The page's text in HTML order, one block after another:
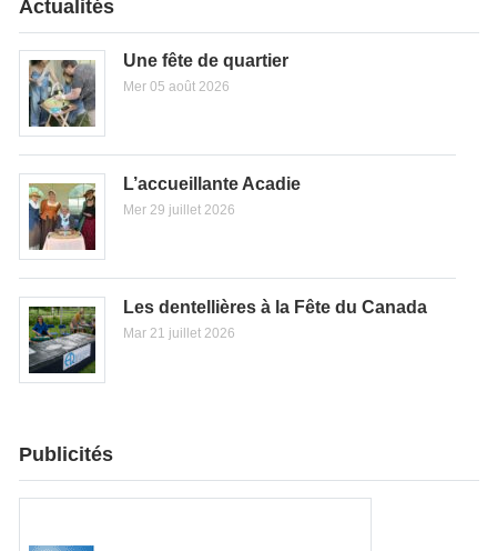
Actualités
Une fête de quartier
Mer 05 août 2026
L’accueillante Acadie
Mer 29 juillet 2026
Les dentellières à la Fête du Canada
Mar 21 juillet 2026
Publicités